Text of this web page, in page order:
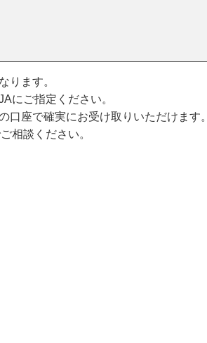
ります。
にご指定ください。
口座で確実にお受け取りいただけます。
相談ください。